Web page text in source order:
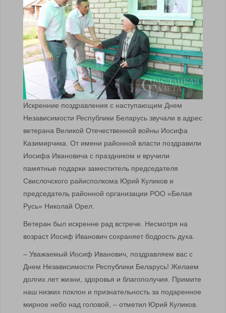
Искренние поздравления с наступающим Днем
Независимости Республики Беларусь звучали в адрес
ветерана Великой Отечественной войны Иосифа
Казимирчика. От имени районной власти поздравили
Иосифа Ивановича с праздником и вручили
памятные подарки заместитель председателя
Свислочского райисполкома Юрий Куликов и
председатель районной организации РОО «Белая
Русь» Николай Орел.
Ветеран был искренне рад встрече. Несмотря на
возраст Иосиф Иванович сохраняет бодрость духа.
– Уважаемый Иосиф Иванович, поздравляем вас с
Днем Независимости Республики Беларусь! Желаем
долгих лет жизни, здоровья и благополучия. Примите
наш низких поклон и признательность за подаренное
мирное небо над головой, – отметил Юрий Куликов.